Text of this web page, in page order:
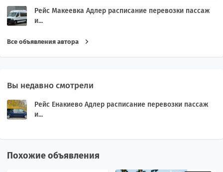
Рейс Макеевка Адлер расписание перевозки пассаж
и...
Все объявления автора
Вы недавно смотрели
Рейс Енакиево Адлер расписание перевозки пассаж
и...
Похожие объявления